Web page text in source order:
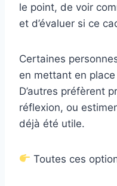
le point, de voir
et d’évaluer si ce
Certaines
en mettant en
D’autres préfèrent
réflexion, ou
déjà été utile.
Toutes ces